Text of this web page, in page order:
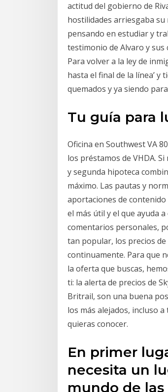
actitud del gobierno de
hostilidades arriesgaba
pensando en estudiar y
testimonio de Alvaro y sus
Para volver a la ley de
hasta el final de la línea’
quemados y ya siendo
Tu guía para
Oficina en Southwest VA
los préstamos de VHDA.
y segunda hipoteca
máximo. Las pautas y
aportaciones de contenido
el más útil y el que ayuda
comentarios personales,
tan popular, los precios
continuamente. Para que
la oferta que buscas,
ti: la alerta de precios de
Britrail, son una buena
los más alejados, incluso
quieras conocer.
En primer
necesita un
mundo de